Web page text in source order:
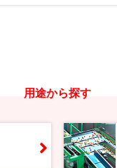
用途から探す